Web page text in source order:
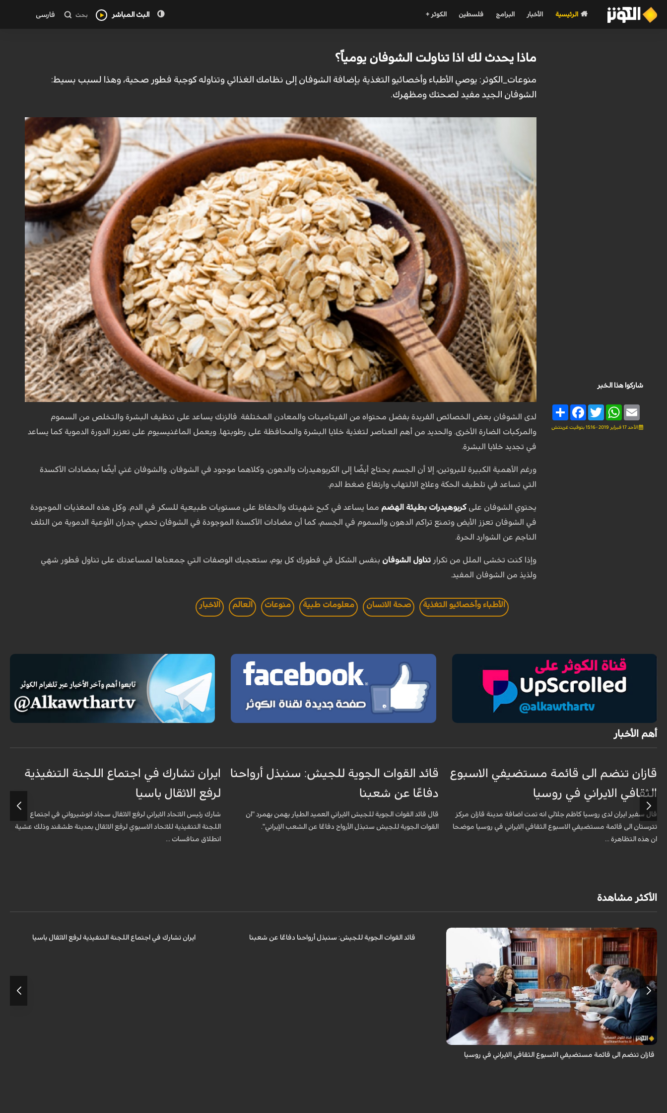
الرئيسية الأخبار البرامج فلسطين الكوثر + البث المباشر بحث فارسی
شاركوا هذا الخبر
Share
FacebookTwitter
WhatsAppEmail
الأحد 17 فبراير 2019 - 15:16 بتوقيت غرينتش
ماذا يحدث لك اذا تناولت الشوفان يومياً؟
منوعات_الكوثر: يوصي الأطباء وأخصائيو التغذية بإضافة الشوفان إلى نظامك الغذائي وتناوله كوجبة فطور صحية، وهذا لسبب بسيط:
الشوفان الجيد مفيد لصحتك ومظهرك.
لدى الشوفان بعض الخصائص الفريدة بفضل محتواه من الفيتامينات والمعادن المختلفة. فالزنك يساعد على تنظيف البشرة والتخلص من السموم
والمركبات الضارة الأخرى. والحديد من أهم العناصر لتغذية خلايا البشرة والمحافظة على رطوبتها. ويعمل الماغنيسيوم على تعزيز الدورة الدموية كما يساعد
في تجديد خلايا البشرة.
ورغم الأهمية الكبيرة للبروتين، إلا أن الجسم يحتاج أيضًا إلى الكربوهيدرات والدهون، وكلاهما موجود في الشوفان. والشوفان غني أيضًا بمضادات الأكسدة
التي تساعد في تلطيف الحكة وعلاج الالتهاب وارتفاع ضغط الدم.
يحتوي الشوفان على كربوهيدرات بطيئة الهضم مما يساعد في كبح شهيتك والحفاظ على مستويات طبيعية للسكر في الدم. وكل هذه المغذيات الموجودة
في الشوفان تعزز الأيض وتمنع تراكم الدهون والسموم في الجسم، كما أن مضادات الأكسدة الموجودة في الشوفان تحمي جدران الأوعية الدموية من التلف
الناجم عن الشوارد الحرة.
وإذا كنت تخشى الملل من تكرار تناول الشوفان بنفس الشكل في فطورك كل يوم، ستعجبك الوصفات التي جمعناها لمساعدتك على تناول فطور شهي
ولذيذ من الشوفان المفيد.
الأطباء وأخصائيو التغذية صحة الانسان معلومات طبية منوعات العالم الاخبار
أهم الأخبار
قازان تنضم الى قائمة مستضيفي الاسبوع
الثقافي الايراني في روسيا
قال سفير ايران لدى روسيا كاظم جلالي انه تمت اضافة مدينة قازان مركز
تترستان الى قائمة مستضيفي الاسبوع الثقافي الايراني في روسيا موضحا
ان هذه التظاهرة ...
قائد القوات الجوية للجيش: سنبذل أرواحنا
دفاعًا عن شعبنا
قال قائد القوات الجوية للجيش الايراني العميد الطيار بهمن بهمرد "ان
القوات الجوية للجيش ستبذل الأرواح دفاعًا عن الشعب الإيراني".
ايران تشارك في اجتماع اللجنة التنفيذية
لرفع الاثقال باسيا
شارك رئيس الاتحاد الايراني لرفع الاثقال سجاد انوشيرواني في اجتماع
اللجنة التنفيذية للاتحاد الاسيوي لرفع الاثقال بمدينة طشقند وذلك عشية
انطلاق منافسات ...
الأكثر مشاهدة
قال سفير ايران لدى روسيا كاظم جلالي انه تمت اضافة مدينة قازان مركز
تترستان الى قائمة مستضيفي الاسبوع الثقافي الايراني في روسيا موضحا ان هذه
التظاهرة ...
قازان تنضم الى قائمة مستضيفي الاسبوع الثقافي الايراني في روسيا
قائد القوات الجوية للجيش: سنبذل أرواحنا دفاعًا عن شعبنا ايران تشارك في اجتماع اللجنة التنفيذية لرفع الاثقال باسيا